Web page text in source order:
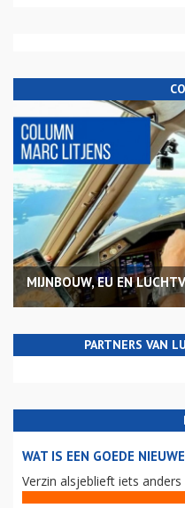
MIJNBOUW, EU EN
PARTNERS VAN
WAT IS EEN GOEDE
Verzin alsjeblieft iets anders